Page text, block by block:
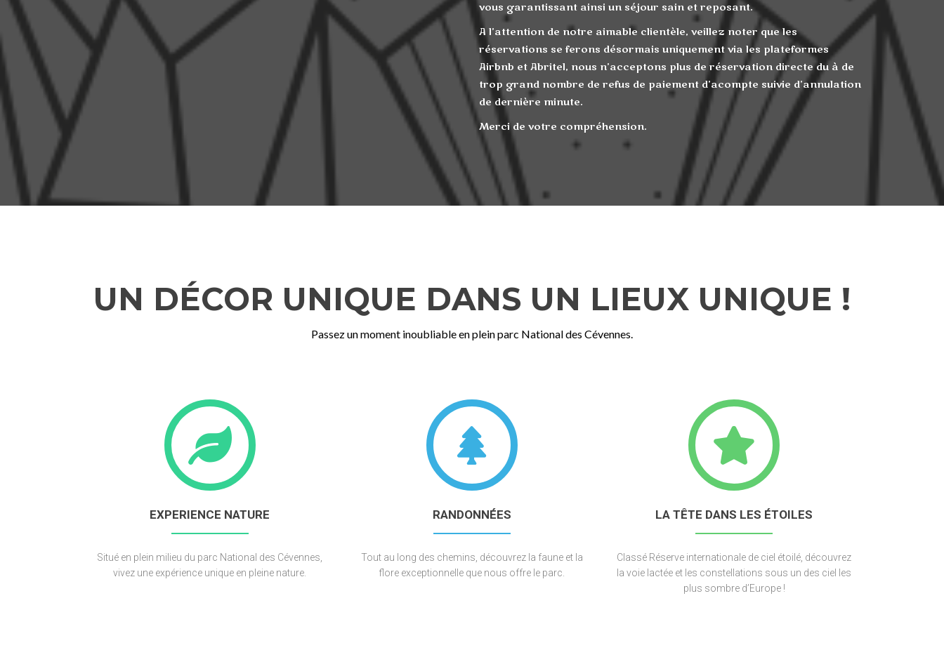
vous garantissant ainsi un séjour sain et reposant.
A l’attention de notre aimable clientèle, veillez noter que les
réservations se ferons désormais uniquement via les plateformes
Airbnb et Abritel, nous n’acceptons plus de réservation directe du à de
trop grand nombre de refus de paiement d’acompte suivie d’annulation
de dernière minute.
Merci de votre compréhension.
UN DÉCOR UNIQUE DANS UN LIEUX UNIQUE !
Passez un moment inoubliable en plein parc National des Cévennes.
EXPERIENCE NATURE
Situé en plein milieu du parc National des Cévennes,
vivez une expérience unique en pleine nature.
RANDONNÉES
Tout au long des chemins, découvrez la faune et la
flore exceptionnelle que nous offre le parc.
LA TÊTE DANS LES ÉTOILES
Classé Réserve internationale de ciel étoilé, découvrez
la voie lactée et les constellations sous un des ciel les
plus sombre d’Europe !